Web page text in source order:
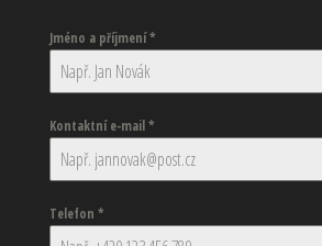
Jméno a příjmení*
Kontaktní e-mail*
Telefon *